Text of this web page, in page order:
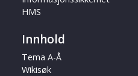
HMS
Innhold
Tema A-Å
Wikisøk